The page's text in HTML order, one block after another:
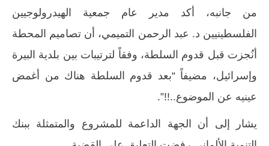
من جانبه، أكد مدير عام جمعية الهيدرولوجيين
الفلسطينيين د. عبد الرحمن التميمي، أن تصاميم المحطة
أنُجزت قبل قدوم السلطة، وفقاً لترتيبات بين بلدية البيرة
وإسرائيل، مضيفاً “بعد قدوم السلطة هناك من أغمض
عينيه عن الموضوع..!!”.
يشار إلى أن الجهة الداعمة للمشروع والمتمثلة ببنك